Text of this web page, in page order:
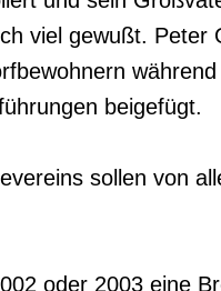
viel gewußt. Peter
beigefügt.
sollen von
oder 2003 eine